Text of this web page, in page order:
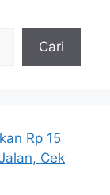
Cari
Rp 15
Cek